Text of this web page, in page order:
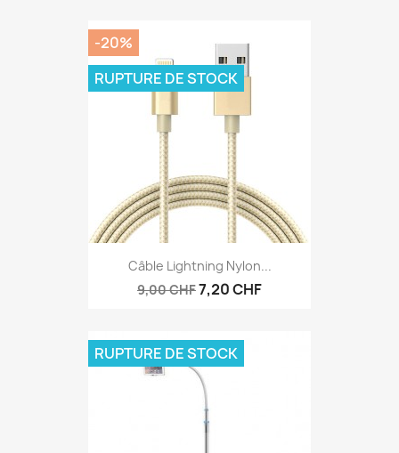
Câble Lightning Nylon...
9,00 CHF7,20 CHF
-20%
RUPTURE DE STOCK
RUPTURE DE STOCK